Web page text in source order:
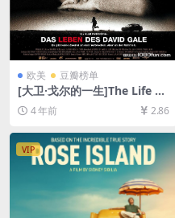
欧美 豆瓣榜单
[大卫·戈尔的一生]The Life of
David Gale (2003)[百度网盘
+夸克网盘+迅雷云盘资源1080
英字幕]
4 年前 2.86
VIP